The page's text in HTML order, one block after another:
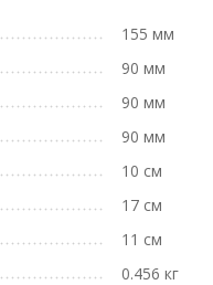
155 мм
90 мм
90 мм
90 мм
10 см
17 см
11 см
0.456 кг